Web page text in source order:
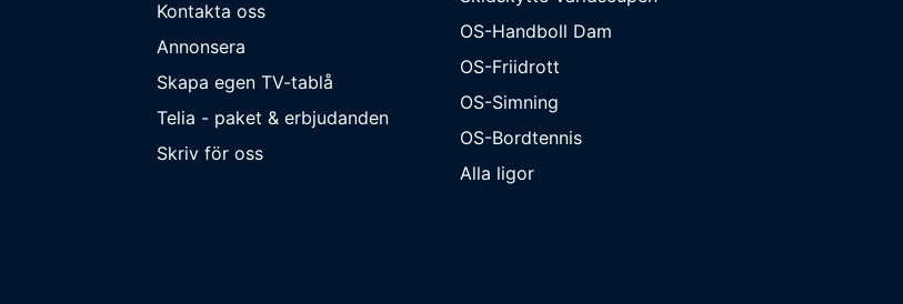
Kontakta oss
Annonsera
Skapa egen TV-tablå
Telia - paket & erbjudanden
Skriv för oss
OS-Handboll Dam
OS-Friidrott
OS-Simning
OS-Bordtennis
Alla ligor